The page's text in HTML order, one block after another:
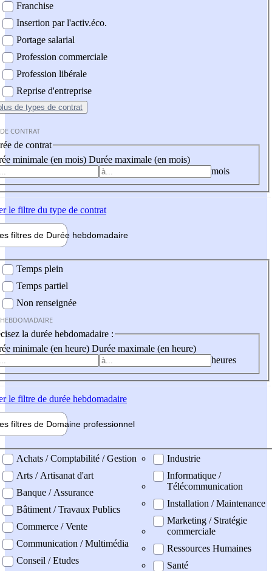
Franchise
Insertion par l'activ.éco.
Portage salarial
Profession commerciale
Profession libérale
Reprise d'entreprise
de types de contrat
CONTRAT
de contrat
minimale (en mois) Durée maximale (en mois)
mois
le filtre du type de contrat
filtres de Durée hebdomadaire
Temps plein
Temps partiel
Non renseignée
la durée hebdomadaire :
minimale (en heure) Durée maximale (en heure)
heures
le filtre de durée hebdomadaire
filtres de Domaine professionnel
professionel
Achats / Comptabilité / Gestion
Arts / Artisanat d'art
Banque / Assurance
Bâtiment / Travaux Publics
Commerce / Vente
Communication / Multimédia
Conseil / Etudes
Industrie
Informatique /
Télécommunication
Installation / Maintenance
Marketing / Stratégie
commerciale
Ressources Humaines
Santé